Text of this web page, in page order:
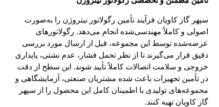
سپهر گاز کاویان فرآیند تأمین رگولاتور نیتروژن را به‌صورت
اصولی و کاملاً مهندسی‌شده انجام می‌دهد. رگولاتورهای
عرضه‌شده توسط این مجموعه، قبل از ارسال مورد بررسی
دقیق قرار می‌گیرند تا از نظر تحمل فشار، عدم نشتی، پایداری
خروجی و سلامت اتصالات کاملاً تأیید شوند. این سطح از دقت
در تأمین تجهیزات باعث شده مشتریان صنعتی، آزمایشگاهی و
مجموعه‌های تولیدی با اطمینان کامل این محصول را از سپهر
گاز کاویان تهیه کنند.